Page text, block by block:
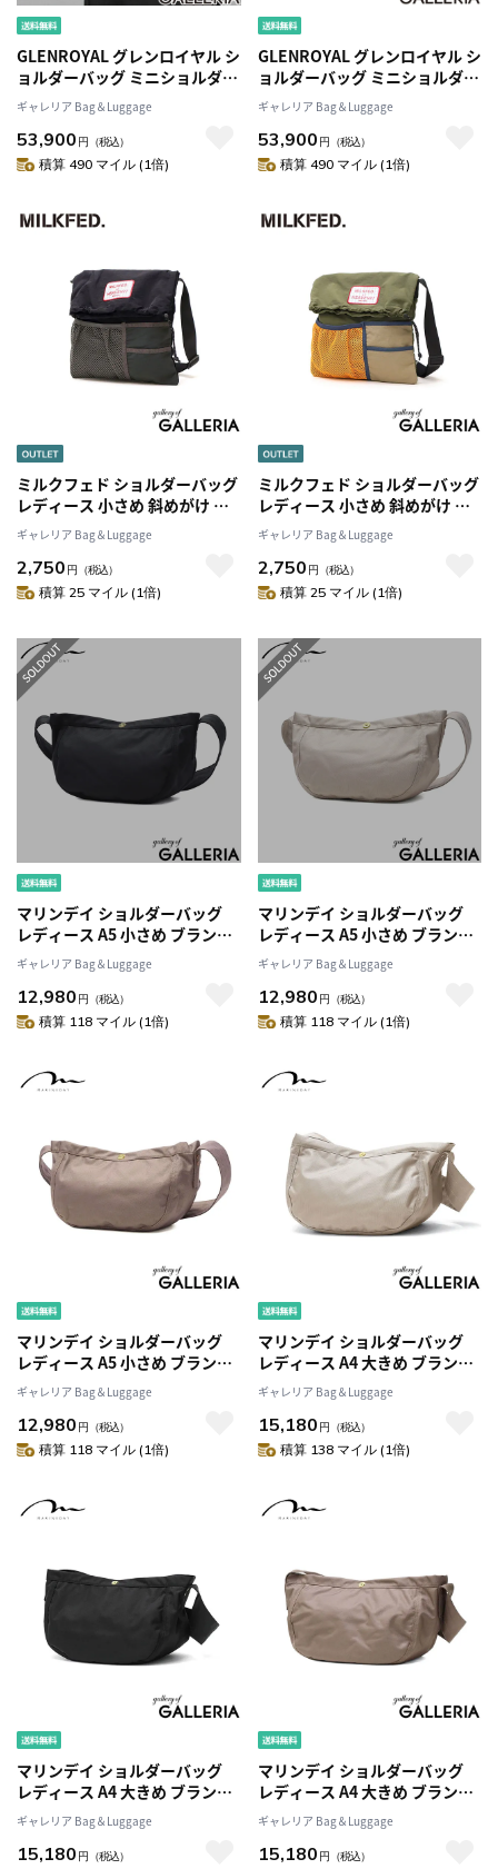
GLENROYAL グレンロイヤル シ
ョルダーバッグ ミニショルダー
革 キャンバス生地 ミニ
CANVAS SATCHEL 9INCH J2-
0036
ギャレリア Bag＆Luggage
53,900 円 （税込）
積算 490 マイル (1倍)
GLENROYAL グレンロイヤル シ
ョルダーバッグ ミニショルダー
革 キャンバス生地 ミニ
CANVAS SATCHEL 9INCH J2-
0036
ギャレリア Bag＆Luggage
53,900 円 （税込）
積算 490 マイル (1倍)
ミルクフェド ショルダーバッグ
レディース 小さめ 斜めがけ 軽
量 MILKFED. ナイロン ショル
ダー バッグ ブランド カジュア
ル おしゃれ かわいい サブバッ
グ B5 A5 MULTI COLOR
ギャレリア Bag＆Luggage
2,750 円 （税込）
積算 25 マイル (1倍)
ミルクフェド ショルダーバッグ
レディース 小さめ 斜めがけ 軽
量 MILKFED. ナイロン ショル
ダー バッグ ブランド カジュア
ル おしゃれ かわいい サブバッ
グ B5 A5 MULTI COLOR
ギャレリア Bag＆Luggage
2,750 円 （税込）
積算 25 マイル (1倍)
マリンデイ ショルダーバッグ
レディース A5 小さめ ブランド
MARINEDAY バッグ ショルダー
神戸 斜めがけ 大人 ナイロン お
しゃれ 日本製 シンプル 止水フ
ァスナー 無地 カジュアル ファ
ギャレリア Bag＆Luggage
12,980 円 （税込）
積算 118 マイル (1倍)
マリンデイ ショルダーバッグ
レディース A5 小さめ ブランド
MARINEDAY バッグ ショルダー
神戸 斜めがけ 大人 ナイロン お
しゃれ 日本製 シンプル 止水フ
ァスナー 無地 カジュアル ファ
ギャレリア Bag＆Luggage
12,980 円 （税込）
積算 118 マイル (1倍)
マリンデイ ショルダーバッグ
レディース A5 小さめ ブランド
MARINEDAY バッグ ショルダー
神戸 斜めがけ 大人 ナイロン お
しゃれ 日本製 シンプル 止水フ
ァスナー 無地 カジュアル ファ
ギャレリア Bag＆Luggage
12,980 円 （税込）
積算 118 マイル (1倍)
マリンデイ ショルダーバッグ
レディース A4 大きめ ブランド
MARINEDAY バッグ ショルダー
神戸 斜めがけ 大人 ナイロン お
しゃれ 大容量 日本製 シンプル
止水ファスナー 無地 カジュア
ギャレリア Bag＆Luggage
15,180 円 （税込）
積算 138 マイル (1倍)
マリンデイ ショルダーバッグ
レディース A4 大きめ ブランド
MARINEDAY バッグ ショルダー
神戸 斜めがけ 大人 ナイロン お
しゃれ 大容量 日本製 シンプル
ギャレリア Bag＆Luggage
15,180 円 （税込）
マリンデイ ショルダーバッグ
レディース A4 大きめ ブランド
MARINEDAY バッグ ショルダー
神戸 斜めがけ 大人 ナイロン お
しゃれ 大容量 日本製 シンプル
ギャレリア Bag＆Luggage
15,180 円 （税込）